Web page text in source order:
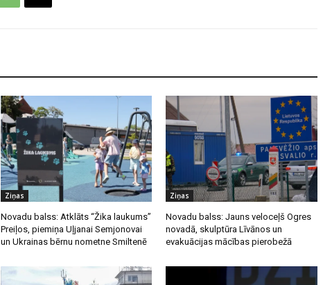
Ziņas
Novadu balss: Atklāts “Žika laukums”
Preiļos, piemiņa Uļjanai Semjonovai
un Ukrainas bērnu nometne Smiltenē
Ziņas
Novadu balss: Jauns veloceļš Ogres
novadā, skulptūra Līvānos un
evakuācijas mācības pierobežā